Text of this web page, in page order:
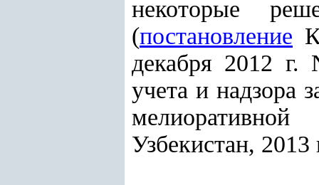
некоторые
(постановление
декабря 2012
учета и надзора
Узбекистан, 2013